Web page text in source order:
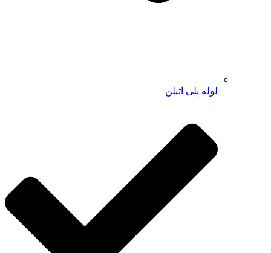
لوله پلی اتیلن